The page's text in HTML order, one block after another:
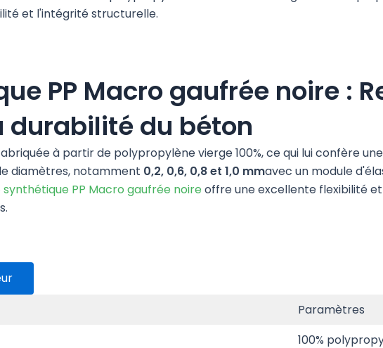
et l'intégrité structurelle.
PP Macro gaufrée noire :
durabilité du béton
à partir de polypropylène vierge 100%, ce qui lui confère
diamètres, notamment 0,2, 0,6, 0,8 et 1,0 mmavec un module
synthétique PP Macro gaufrée noire offre une excellente flexibilité
Paramètres
100%